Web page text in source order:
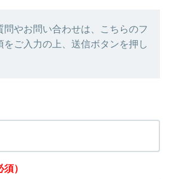
問やお問い合わせは、こちらのフ
をご入力の上、送信ボタンを押し
須）